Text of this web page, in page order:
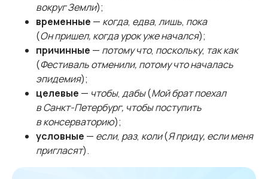
вокруг Земли);
временные — когда, едва, лишь, пока
(Он пришел, когда урок уже начался);
причинные — потому что, поскольку, так как
(Фестиваль отменили, потому что началась
эпидемия);
целевые — чтобы, дабы(Мой брат поехал
в Санкт-Петербург, чтобы поступить
в консерваторию);
условные — если, раз, коли(Я приду, если меня
пригласят).